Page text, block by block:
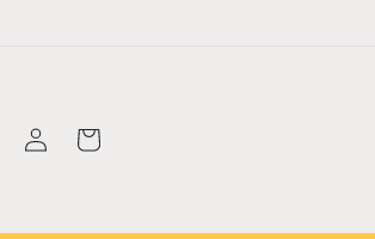
Connexion Panier